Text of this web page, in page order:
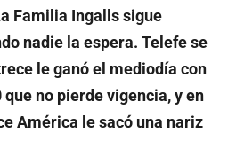
Familia Ingalls sigue
nadie la espera. Telefe se
le ganó el mediodía con
que no pierde vigencia, y en
América le sacó una nariz